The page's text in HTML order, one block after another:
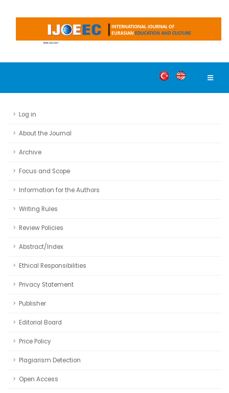
Log in
About the Journal
Archive
Focus and Scope
Information for the Authors
Writing Rules
Review Policies
Abstract/Index
Ethical Responsibilities
Privacy Statement
Publisher
Editorial Board
Price Policy
Plagiarism Detection
Open Access